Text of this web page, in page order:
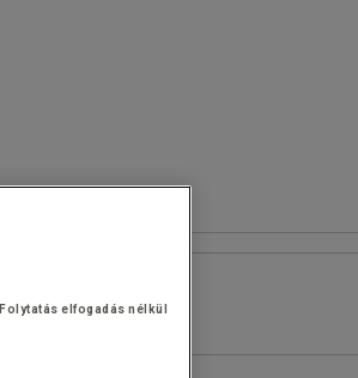
Folytatás elfogadás nélkül